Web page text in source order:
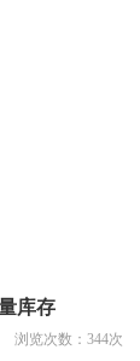
库存
浏览次数： 344次